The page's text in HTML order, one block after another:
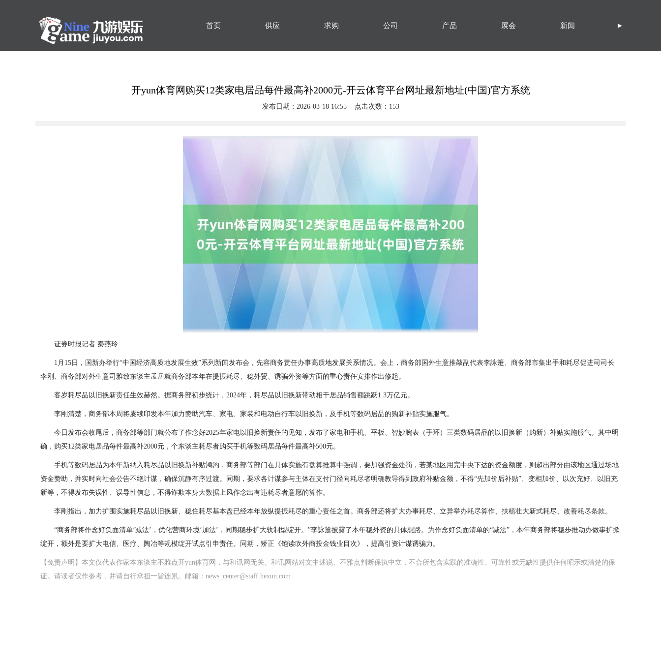
首页 供应 求购 公司 产品 展会 新闻 ►
开yun体育网购买12类家电居品每件最高补2000元-开云体育平台网址最新地址(中国)官方系统
发布日期：2026-03-18 16:55 点击次数：153
证券时报记者 秦燕玲
1月15日，国新办举行“中国经济高质地发展生效”系列新闻发布会，先容商务责任办事高质地发展关系情况。会上，商务部国外生意推敲副代表李詠箑、商务部市集出手和耗尽促进司司长
李刚、商务部对外生意司雅致东谈主孟岳就商务部本年在提振耗尽、稳外贸、诱骗外资等方面的重心责任安排作出修起。
客岁耗尽品以旧换新责任生效赫然。据商务部初步统计，2024年，耗尽品以旧换新带动相干居品销售额跳跃1.3万亿元。
李刚清楚，商务部本周将赓续印发本年加力赞助汽车、家电、家装和电动自行车以旧换新，及手机等数码居品的购新补贴实施服气。
今日发布会收尾后，商务部等部门就公布了作念好2025年家电以旧换新责任的见知，发布了家电和手机、平板、智妙腕表（手环）三类数码居品的以旧换新（购新）补贴实施服气。其中明
确，购买12类家电居品每件最高补2000元，个东谈主耗尽者购买手机等数码居品每件最高补500元。
手机等数码居品为本年新纳入耗尽品以旧换新补贴鸿沟，商务部等部门在具体实施有盘算推算中强调，要加强资金处罚，若某地区用完中央下达的资金额度，则超出部分由该地区通过场地
资金赞助，并实时向社会公告不绝计谋，确保沉静有序过渡。同期，要求各计谋参与主体在支付门径向耗尽者明确教导得到政府补贴金额，不得“先加价后补贴”、变相加价、以次充好、以旧充
新等，不得发布失误性、误导性信息，不得诈欺本身大数据上风作念出有违耗尽者意愿的算作。
李刚指出，加力扩围实施耗尽品以旧换新、稳住耗尽基本盘已经本年放纵提振耗尽的重心责任之首。商务部还将扩大办事耗尽、立异举办耗尽算作、扶植壮大新式耗尽、改善耗尽条款。
“商务部将作念好负面清单‘减法’，优化营商环境‘加法’，同期稳步扩大轨制型绽开。”李詠箑披露了本年稳外资的具体想路。为作念好负面清单的“减法”，本年商务部将稳步推动办做事扩掀
绽开，额外是要扩大电信、医疗、陶冶等规模绽开试点引申责任。同期，矫正《饱读吹外商投金钱业目次》，提高引资计谋诱骗力。
【免责声明】本文仅代表作家本东谈主不雅点开yun体育网，与和讯网无关。和讯网站对文中述说、不雅点判断保执中立，不合所包含实践的准确性、可靠性或无缺性提供任何昭示或清楚的保
证。请读者仅作参考，并请自行承担一皆连累。邮箱：news_center@staff.hexun.com